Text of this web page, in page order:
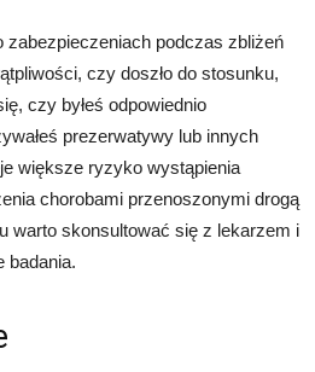
zabezpieczeniach podczas zbliżeń
czy doszło do stosunku,
czy byłeś odpowiednio
prezerwatywy lub innych
większe ryzyko wystąpienia
chorobami przenoszonymi drogą
warto skonsultować się z lekarzem i
badania.